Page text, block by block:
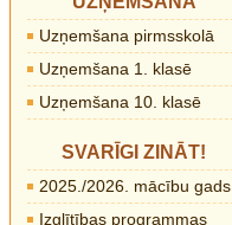
Uzņemšana pirmsskolā
Uzņemšana 1. klasē
Uzņemšana 10. klasē
SVARĪGI ZINĀT!
2025./2026. mācību gads
Izglītības programmas